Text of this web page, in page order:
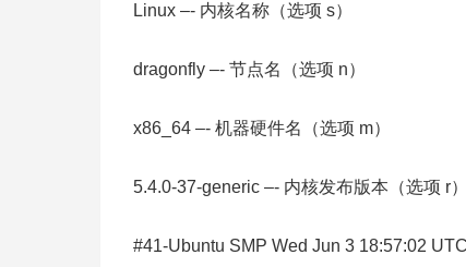
Linux –- 内核名称（选项 s）
dragonfly –- 节点名（选项 n）
x86_64 –- 机器硬件名（选项 m）
5.4.0-37-generic –- 内核发布版本（选项 r）
#41-Ubuntu SMP Wed Jun 3 18:57:02